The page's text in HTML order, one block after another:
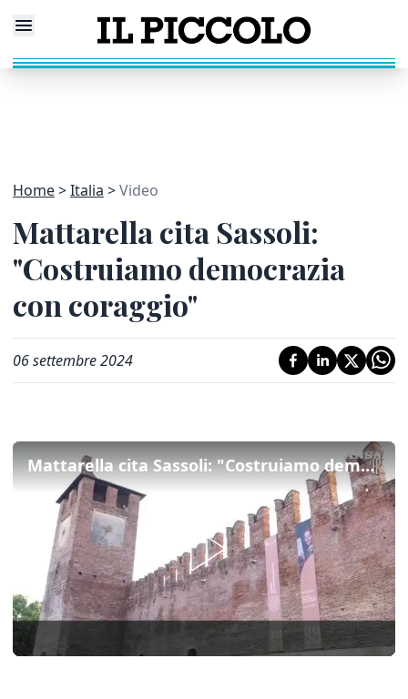
Home Italia Video
Mattarella cita Sassoli:
"Costruiamo democrazia
con coraggio"
06 settembre 2024
Mattarella cita Sassoli: "Costruiamo democrazia con coraggio"